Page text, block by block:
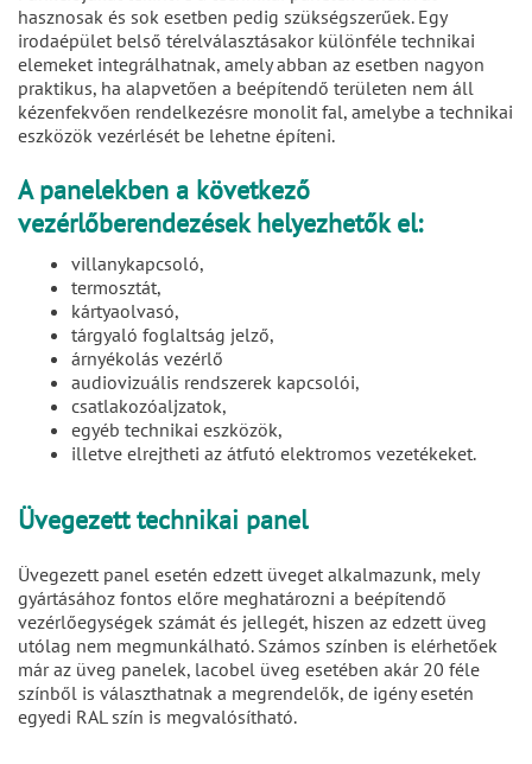
hasznosak és sok esetben pedig szükségszerűek. Egy
irodaépület belső térelválasztásakor különféle technikai
elemeket integrálhatnak, amely abban az esetben nagyon
praktikus, ha alapvetően a beépítendő területen nem áll
kézenfekvően rendelkezésre monolit fal, amelybe a technikai
eszközök vezérlését be lehetne építeni.
A panelekben a következő
vezérlőberendezések helyezhetők el:
villanykapcsoló,
termosztát,
kártyaolvasó,
tárgyaló foglaltság jelző,
árnyékolás vezérlő
audiovizuális rendszerek kapcsolói,
csatlakozóaljzatok,
egyéb technikai eszközök,
illetve elrejtheti az átfutó elektromos vezetékeket.
Üvegezett technikai panel
Üvegezett panel esetén edzett üveget alkalmazunk, mely
gyártásához fontos előre meghatározni a beépítendő
vezérlőegységek számát és jellegét, hiszen az edzett üveg
utólag nem megmunkálható. Számos színben is elérhetőek
már az üveg panelek, lacobel üveg esetében akár 20 féle
színből is választhatnak a megrendelők, de igény esetén
egyedi RAL szín is megvalósítható.